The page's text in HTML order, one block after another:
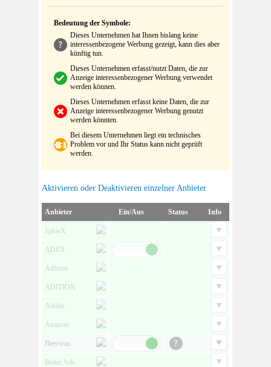
Bedeutung der Symbole:
Dieses Unternehmen hat Ihnen bislang keine
interessenbezogene Werbung gezeigt, kann dies aber
künftig tun.
Dieses Unternehmen erfasst/nutzt Daten, die zur
Anzeige interessenbezogener Werbung verwendet
werden können.
Dieses Unternehmen erfasst keine Daten, die zur
Anzeige interessenbezogener Werbung genutzt
werden könnten.
Bei diesem Unternehmen liegt ein technisches
Problem vor und Ihr Status kann nicht geprüft
werden.